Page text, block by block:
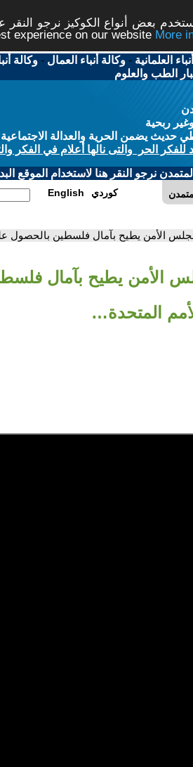
بعض أنواع الكوكيز نرجو
experience on our website
العلمانية -وكالة أنباء العمال -وكالة
الطب والعلوم
ربحية
يضمن الحرية والعدالة الاجتماعية
الحر والتى نالها أعلام في الفكر
نرجو النقر هنا لاستخدام الموقع
English كوردي
الأمن يطيح بآمال فلسطين بالحصول
الأمن يطيح بآمال
المتحدة…